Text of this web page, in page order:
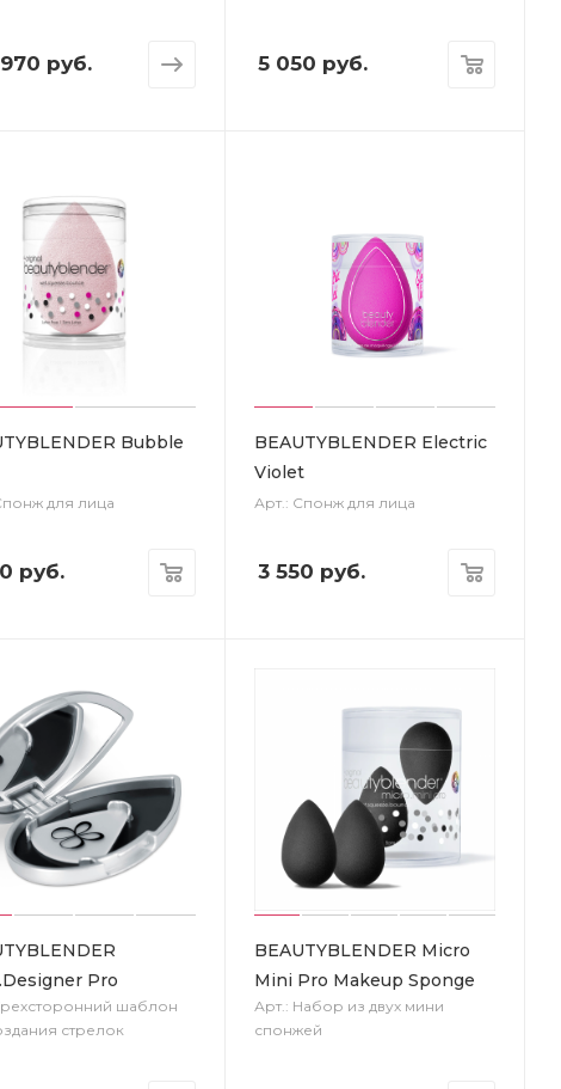
970 руб. 5 050 руб.
Bubble
для лица
руб.
BEAUTYBLENDER Electric
Violet
Арт.: Спонж для лица
3 550 руб.
Pro
шаблон
стрелок
BEAUTYBLENDER Micro
Mini Pro Makeup Sponge
Арт.: Набор из двух мини
спонжей